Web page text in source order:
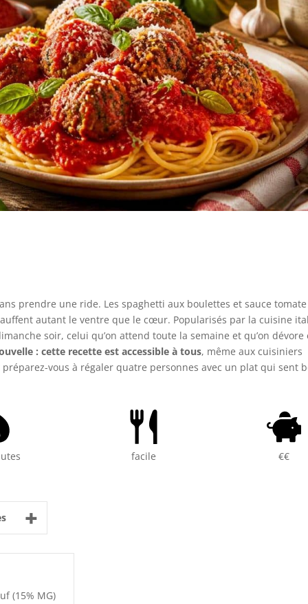
prendre une ride. Les spaghetti aux boulettes et sauce
autant le ventre que le cœur. Popularisés par la cuisine
soir, celui qu’on attend toute la semaine et qu’on dévore
: cette recette est accessible à tous, même aux cuisiniers
vous à régaler quatre personnes avec un plat qui sent
facile €€
+
(15% MG)